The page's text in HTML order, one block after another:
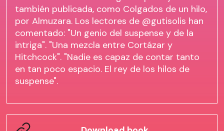
también publicada, como Colgados de un hilo,
por Almuzara. Los lectores de @gutisolis han
comentado: "Un genio del suspense y de la
intriga". "Una mezcla entre Cortázar y
Hitchcock". "Nadie es capaz de contar tanto
en tan poco espacio. El rey de los hilos de
suspense".